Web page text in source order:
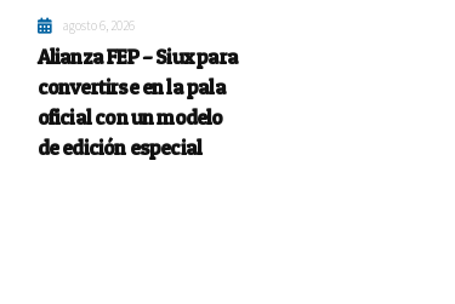
agosto 6, 2026
Alianza FEP – Siux para
convertirse en la pala
oficial con un modelo
de edición especial